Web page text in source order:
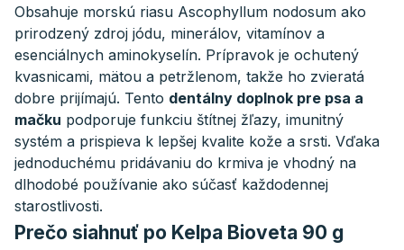
Obsahuje morskú riasu Ascophyllum nodosum ako
prirodzený zdroj jódu, minerálov, vitamínov a
esenciálnych aminokyselín. Prípravok je ochutený
kvasnicami, mätou a petržlenom, takže ho zvieratá
dobre prijímajú. Tento dentálny doplnok pre psa a
mačku podporuje funkciu štítnej žľazy, imunitný
systém a prispieva k lepšej kvalite kože a srsti. Vďaka
jednoduchému pridávaniu do krmiva je vhodný na
dlhodobé používanie ako súčasť každodennej
starostlivosti.
Prečo siahnuť po Kelpa Bioveta 90 g